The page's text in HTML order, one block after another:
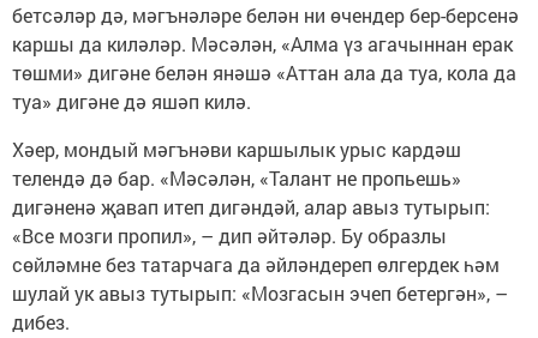
бетсәләр дә, мәгънәләре белән ни өчендер бер-берсенә
каршы да киләләр. Мәсәлән, «Алма үз агачыннан ерак
төшми» дигәне белән янәшә «Аттан ала да туа, кола да
туа» дигәне дә яшәп килә.
Хәер, мондый мәгънәви каршылык урыс кардәш
телендә дә бар. «Мәсәлән, «Талант не пропьешь»
дигәненә җавап итеп дигәндәй, алар авыз тутырып:
«Все мозги пропил», – дип әйтәләр. Бу образлы
сөйләмне без татарчага да әйләндереп өлгердек һәм
шулай ук авыз тутырып: «Мозгасын эчеп бетергән», –
дибез.